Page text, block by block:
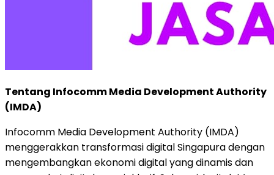
Tentang Infocomm Media Development Authority
(IMDA)
Infocomm Media Development Authority (IMDA)
menggerakkan transformasi digital Singapura dengan
mengembangkan ekonomi digital yang dinamis dan